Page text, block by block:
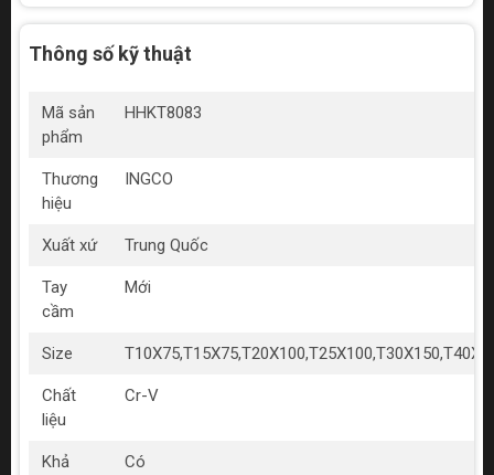
Thông số kỹ thuật
Mã sản
phẩm
HHKT8083
Thương
hiệu
INGCO
Xuất xứ Trung Quốc
Tay
cầm
Mới
Size
Chất
liệu
Cr-V
Khả
Có